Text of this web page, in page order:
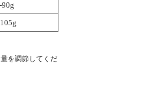
90g
を調節してくだ